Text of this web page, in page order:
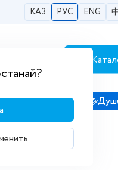
КАЗ РУС ENG
РК
кабины